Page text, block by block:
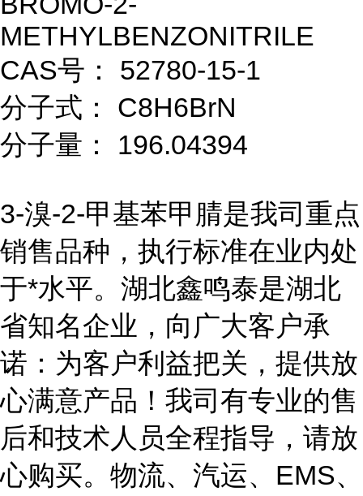
METHYLBENZONITRILE
CAS号： 52780-15-1
分子式： C8H6BrN
分子量： 196.04394
3-溴-2-甲基苯甲腈是我司重点
销售品种，执行标准在业内处
于*水平。湖北鑫鸣泰是湖北
省知名企业，向广大客户承
诺：为客户利益把关，提供放
心满意产品！我司有专业的售
后和技术人员全程指导，请放
心购买。物流、汽运、EMS、